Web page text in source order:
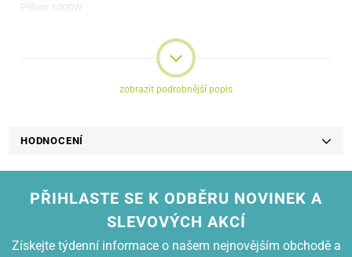
Příkon 1000W
Víko s otvorem pro přidávání ingrediencí
zobrazit podrobnější popis
HODNOCENÍ
PŘIHLASTE SE K ODBĚRU NOVINEK A
SLEVOVÝCH AKCÍ
Získejte týdenní informace o našem nejnovějším obchodě a